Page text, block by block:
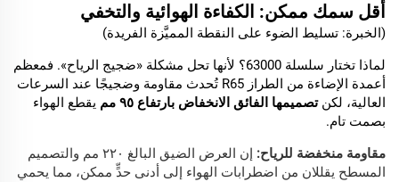
أقل سمك ممكن: الكفاءة الهوائية والتخفي
(الخبرة: تسليط الضوء على النقطة المميَّزة الفريدة)
لماذا تختار سلسلة 63000؟ لأنها تحل مشكلة «ضجيج الرياح». فمعظم
أعمدة الإضاءة من الطراز R65 تُحدث مقاومة وضجيجًا عند السرعات
العالية، لكنتصميمها الفائق الانخفاض بارتفاع ٩٥ مم
يقطع الهواء
بصمت تام.
مقاومة منخفضة للرياح:
إن العرض الضيق البالغ ٢٢٠ مم والتصميم
المسطح يقللان من اضطرابات الهواء إلى أدنى حدٍّ ممكن، مما يحمي